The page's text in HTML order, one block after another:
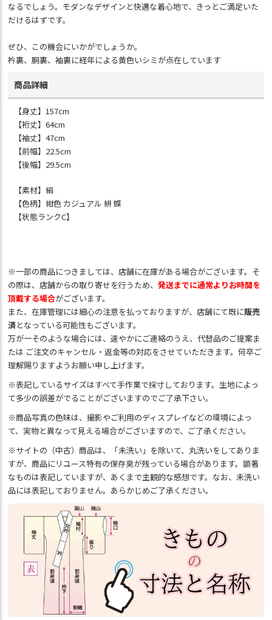
なるでしょう。モダンなデザインと快適な着心地で、きっとご満足いた
だけるはずです。
ぜひ、この機会にいかがでしょうか。
衿裏、胴裏、袖裏に経年による黄色いシミが点在しています
商品詳細
【身丈】157cm
【裄丈】64cm
【袖丈】47cm
【前幅】22.5cm
【後幅】29.5cm
【素材】絹
【色柄】紺色 カジュアル 絣 蝶
【状態ランクC】
※一部の商品につきましては、店舗に在庫がある場合がございます。そ
の際は、店舗からの取り寄せを行うため、発送までに通常よりお時間を
頂戴する場合がございます。
また、在庫管理には細心の注意を払っておりますが、店舗にて既に販売
済となっている可能性もございます。
万が一そのような場合には、速やかにご連絡のうえ、代替品のご提案ま
たは ご注文のキャンセル・返金等の対応をさせていただきます。何卒ご
理解賜りますようお願い申し上げます。
※表記しているサイズはすべて手作業で採寸しております。生地によっ
て多少の誤差がでることがございますのでご了承下さい。
※商品写真の色味は、撮影やご利用のディスプレイなどの環境によっ
て、実物と異なって見える場合がございますので、ご了承ください。
※サイトの（中古）商品は、「未洗い」を除いて、丸洗いをしてありま
すが、商品にリユース特有の保存臭が残っている場合があります。顕著
なものは表記していますが、あくまで主観的な感想です。なお、未洗い
品には表記しておりません。あらかじめご了承ください。